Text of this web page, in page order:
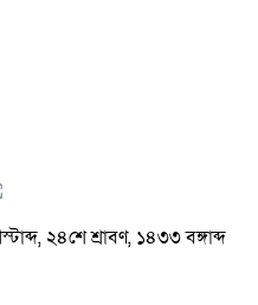
২৪শে শ্রাবণ, ১৪৩৩ বঙ্গাব্দ